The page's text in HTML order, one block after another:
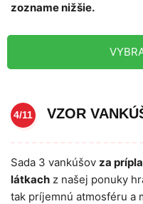
zozname nižšie.
4/11 VZOR
Sada 3 vankúšov za
látkach z našej ponuky
tak príjemnú atmosféru a